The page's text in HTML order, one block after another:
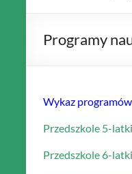
Programy
Wykaz
Przedszkole 5-latki
Przedszkole 6-latki